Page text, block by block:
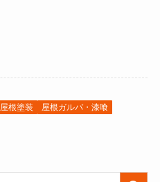
屋根塗装
屋根ガルバ・漆喰